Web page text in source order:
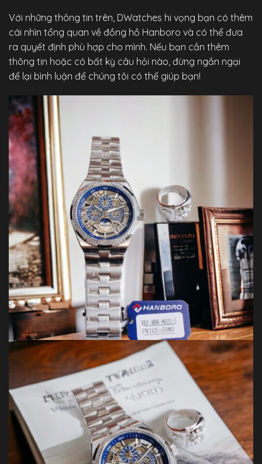
Với những thông tin trên, DWatches hi vọng bạn có thêm
cái nhìn tổng quan về đồng hồ Hanboro và có thể đưa
ra quyết định phù hợp cho mình. Nếu bạn cần thêm
thông tin hoặc có bất kỳ câu hỏi nào, đừng ngần ngại
để lại bình luận để chúng tôi có thể giúp bạn!